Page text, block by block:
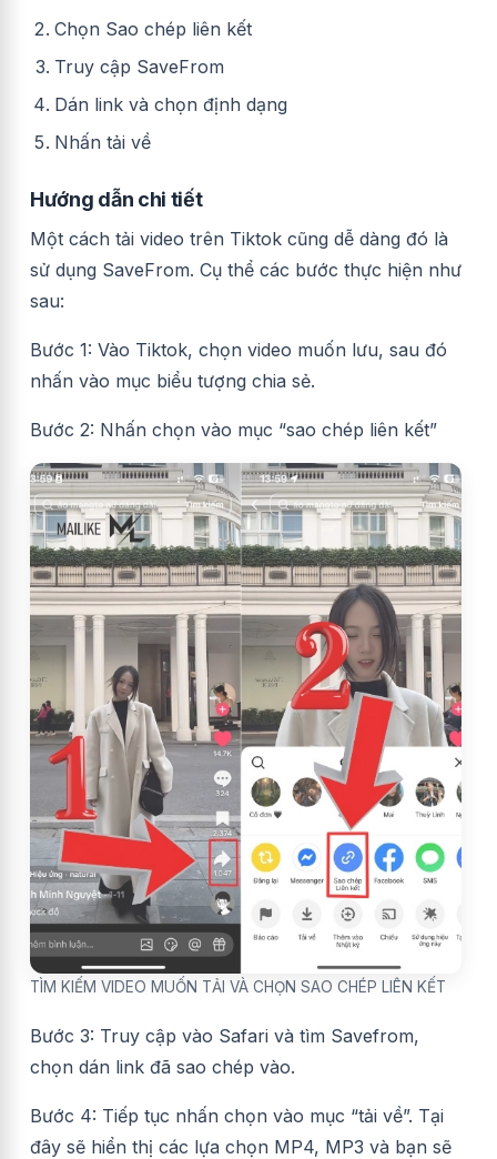
Chọn Sao chép liên kết
Truy cập SaveFrom
Dán link và chọn định dạng
Nhấn tải về
Hướng dẫn chi tiết
Một cách tải video trên Tiktok cũng dễ dàng đó là
sử dụng SaveFrom. Cụ thể các bước thực hiện như
sau:
Bước 1: Vào Tiktok, chọn video muốn lưu, sau đó
nhấn vào mục biểu tượng chia sẻ.
Bước 2: Nhấn chọn vào mục “sao chép liên kết”
TÌM KIẾM VIDEO MUỐN TẢI VÀ CHỌN SAO CHÉP LIÊN KẾT
Bước 3: Truy cập vào Safari và tìm Savefrom,
chọn dán link đã sao chép vào.
Bước 4: Tiếp tục nhấn chọn vào mục “tải về”. Tại
đây sẽ hiển thị các lựa chọn MP4, MP3 và bạn sẽ